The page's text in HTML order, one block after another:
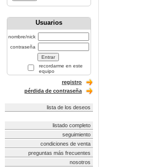
Usuarios
nombre/nick
contraseña
recordarme en este
equipo
registro
pérdida de contraseña
lista de los deseos
listado completo
seguimiento
condiciones de venta
preguntas más frecuentes
nosotros